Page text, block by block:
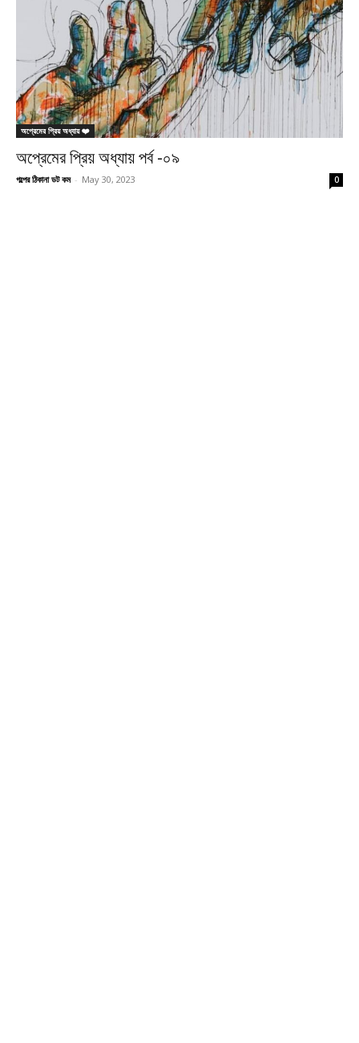
অপ্রেমের প্রিয় অধ্যায় ❤️
অপ্রেমের প্রিয় অধ্যায় পর্ব -০৯
গল্পের ঠিকানা ডট কম - May 30, 2023 0